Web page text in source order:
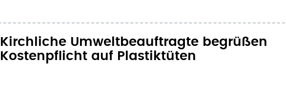
Kirchliche Umweltbeauftragte begrüßen
Kostenpflicht auf Plastiktüten